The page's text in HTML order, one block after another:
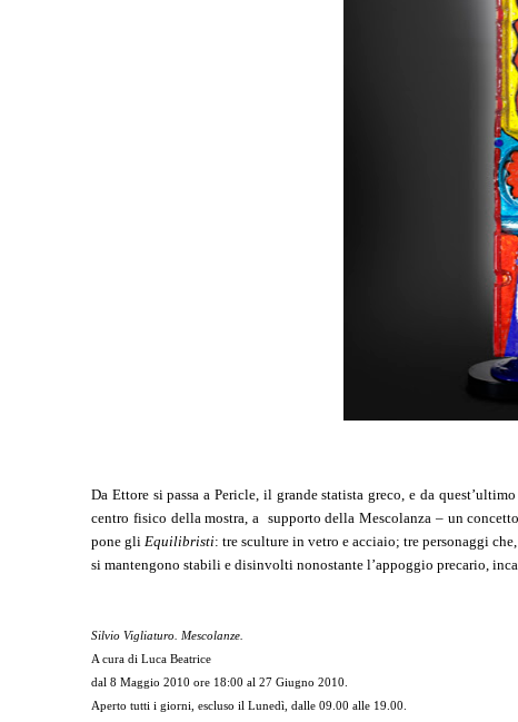
Da Ettore si passa a Pericle, il grande statista greco, e da
centro fisico della mostra, a supporto della Mescolanza – un
pone gli Equilibristi: tre sculture in vetro e acciaio; tre personaggi
si mantengono stabili e disinvolti nonostante l’appoggio precario,
Silvio Vigliaturo. Mescolanze.
A cura di Luca Beatrice
dal 8 Maggio 2010 ore 18:00 al 27 Giugno 2010.
Aperto tutti i giorni, escluso il Lunedì, dalle 09.00 alle 19.00.